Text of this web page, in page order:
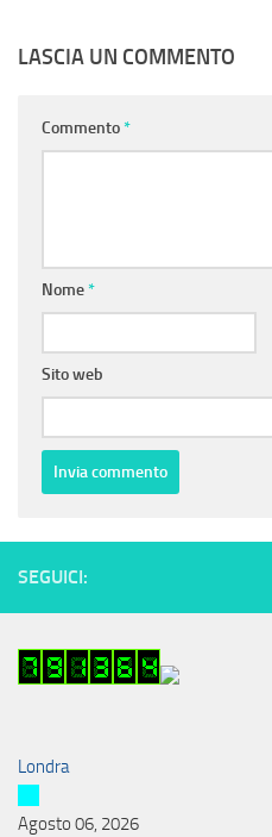
LASCIA UN COMMENTO
Commento*
Nome*
Sito web
SEGUICI:
Londra
Agosto 06, 2026